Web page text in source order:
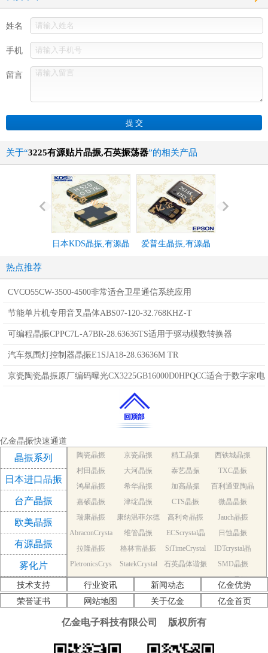
姓名
手机
留言
关于“3225有源贴片晶振,石英振荡器”的相关产品
日本KDS晶振,有源晶
SO321LH晶振
爱普生晶振,有源晶
热点推荐
CVCO55CW-3500-4500非常适合卫星通信系统应用
节能单片机专用音叉晶体ABS07-120-32.768KHZ-T
可编程晶振CPPC7L-A7BR-28.63636TS适用于驱动模数转换器
汽车氛围灯控制器晶振E1SJA18-28.63636M TR
京瓷陶瓷晶振原厂编码曝光CX3225GB16000D0HPQCC适合于数字家电
亿金晶振快速通道
晶振系列
日本进口晶振
台产晶振
欧美晶振
有源晶振
雾化片
陶瓷晶振 京瓷晶振 精工晶振
西铁城晶振
村田晶振
大河晶振 泰艺晶振
TXC晶振
鸿星晶振
希华晶振 加高晶振
百利通亚陶晶
振
嘉硕晶振 津绽晶振 CTS晶振
微晶晶振
瑞康晶振
康纳温菲尔德
晶振
高利奇晶振
Jauch晶振
AbraconCrysta
l晶振
维管晶振
ECScrystal晶
振
日蚀晶振
拉隆晶振
格林雷晶振
SiTimeCrystal
晶振
IDTcrystal晶
振
PletronicsCrys
tal晶振
StatekCrystal
晶振
石英晶体谐振
器
SMD晶振
KDS Quartz cr
ystal
NDK Quartz c
rystal
EPSON Quart
z crystal
AEK晶振
AEL晶振
Cardinal晶振 Crystek晶振
Euroquartz晶
振
福克斯晶振
Frequency晶
振
GEYER晶振
ILSI晶振
KVG晶振
MMDCOMP
MtronPTI晶振
技术支持 行业资讯 新闻动态
亿金优势
荣誉证书
网站地图 关于亿金 亿金首页
亿金电子科技有限公司 版权所有